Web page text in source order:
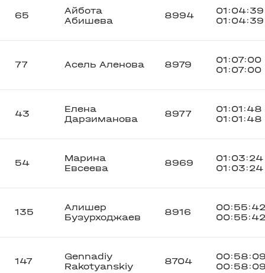
65
Айбота
Абишева
8994
01:04:39
01:04:39
77 Асель Аленова 8979
01:07:00
01:07:00
43
Елена
Дарзиманова
8977
01:01:48
01:01:48
54
Марина
Евсеева
8969
01:03:24
01:03:24
135
Алишер
Бузурходжаев
8916
00:55:42
00:55:42
147
Gennadiy
Rakotyanskiy
8704